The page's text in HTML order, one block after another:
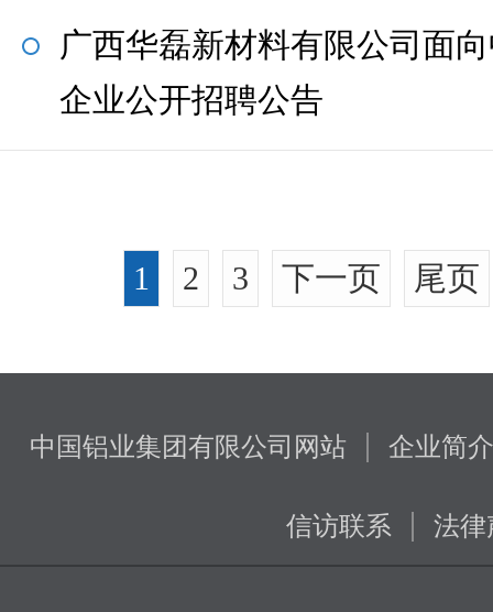
广西华磊新材料有限公司面
企业公开招聘公告
1 2 3 下一页 尾页
中国铝业集团有限公司网站 | 企业简介
信访联系 | 法律